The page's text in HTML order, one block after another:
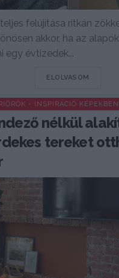
felújítása ritkán
akkor, ha az
egy évtizedek...
ELOLVASOM
- INSPIRÁCIÓ KÉPEKBEN
nélkül
tereket